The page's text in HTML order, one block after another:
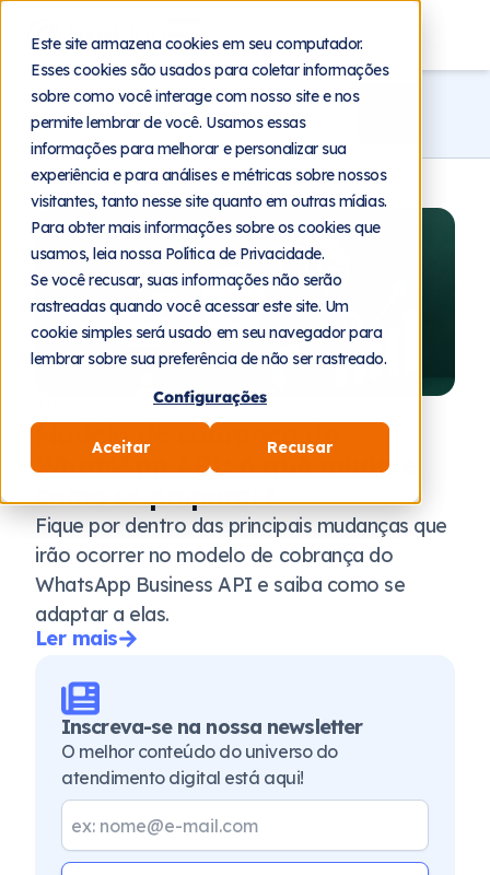
Este site armazena cookies em seu computador.
Esses cookies são usados para coletar informações
sobre como você interage com nosso site e nos
permite lembrar de você. Usamos essas
informações para melhorar e personalizar sua
experiência e para análises e métricas sobre nossos
visitantes, tanto nesse site quanto em outras mídias.
Para obter mais informações sobre os cookies que
usamos, leia nossa Política de Privacidade.
Se você recusar, suas informações não serão
rastreadas quando você acessar este site. Um
cookie simples será usado em seu navegador para
lembrar sobre sua preferência de não ser rastreado.
Configurações
Aceitar Recusar
Blog
4 de agosto de 2026
Modelo de cobrança do
WhatsApp API: o que muda e
como se preparar?
Fique por dentro das principais mudanças que
irão ocorrer no modelo de cobrança do
WhatsApp Business API e saiba como se
adaptar a elas.
Ler mais
Inscreva-se na nossa newsletter
O melhor conteúdo do universo do
atendimento digital está aqui!